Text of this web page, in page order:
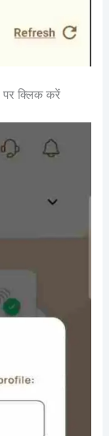
पर क्लिक करें